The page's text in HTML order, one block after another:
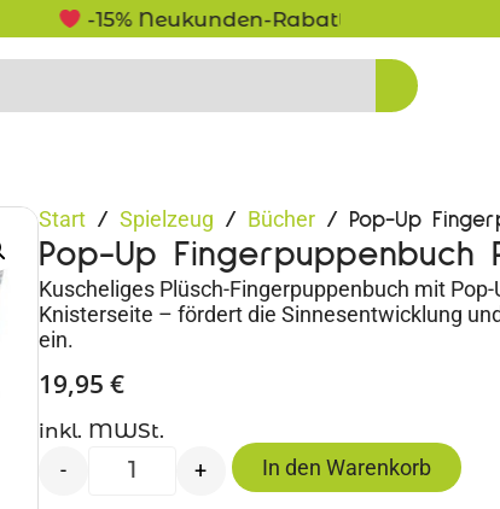
Rabatt - NEUKUNDE15
Start / Spielzeug / Bücher / Pop-Up
Pop-Up Fingerpuppenbuch
Kuscheliges Plüsch-Fingerpuppenbuch mit Pop-
Knisterseite – fördert die Sinnesentwicklung
ein.
19,95 €
inkl. MWSt.
- + In den Warenkorb